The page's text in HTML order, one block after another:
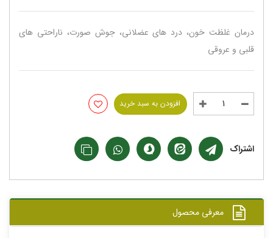
درمان غلظت خون، درد های عضلانی، جوش صورت، ناراحتی های
قلبی و عروقی
افزودن به سبد خرید
اشتراک
معرفی محصول